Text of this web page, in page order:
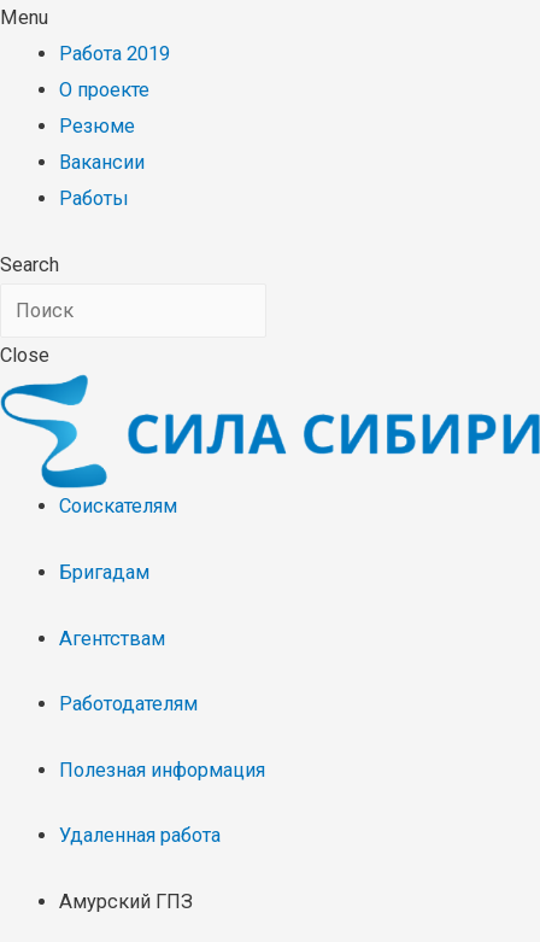
Menu
Работа 2019
О проекте
Резюме
Вакансии
Работы
Search
Close
Соискателям
Бригадам
Агентствам
Работодателям
Полезная информация
Удаленная работа
Амурский ГПЗ